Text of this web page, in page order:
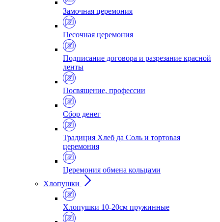
Замочная церемония
Песочная церемония
Подписание договора и разрезание красной
ленты
Посвящение, профессии
Сбор денег
Традиция Хлеб да Соль и тортовая
церемония
Церемония обмена кольцами
Хлопушки
Хлопушки 10-20см пружинные